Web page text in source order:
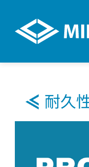
耐久
VR展示ホール
製品情報
用途分野